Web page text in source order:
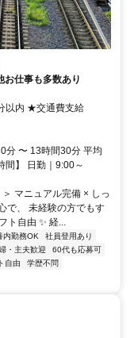
お仕事も多数あり
以内 ★交通費支給
分 〜 13時間30分 平均
間】 日勤｜9:00～
マニュアル完備 × しっ
で、 未経験の方でもす
ト自由 ✨ 経...
内勤務OK
社員登用あり
・主夫歓迎
60代も応募可
自由
学歴不問